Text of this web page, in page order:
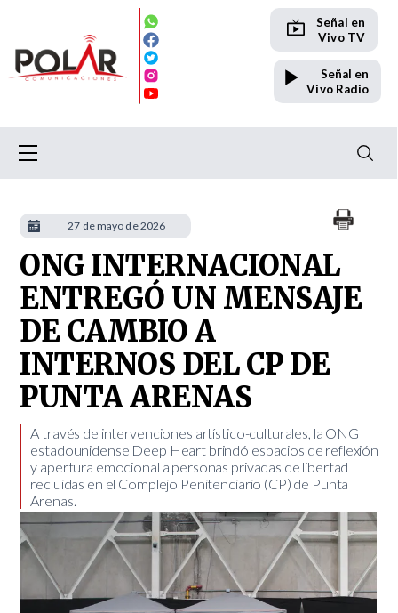
Señal en
Vivo TV
Señal en
Vivo Radio
ONG INTERNACIONAL
ENTREGÓ UN MENSAJE
DE CAMBIO A
INTERNOS DEL CP DE
PUNTA ARENAS
​A través de intervenciones artístico-culturales, la ONG
estadounidense Deep Heart brindó espacios de reflexión
y apertura emocional a personas privadas de libertad
recluidas en el Complejo Penitenciario (CP) de Punta
Arenas.
27 de mayo de 2026